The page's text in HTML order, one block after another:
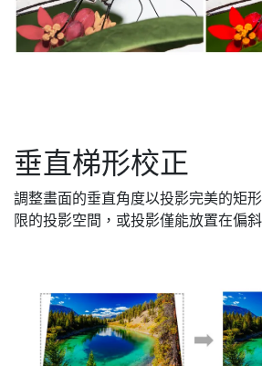
垂直梯形校正
調整畫面的垂直角度以投影完美的矩
限的投影空間，或投影僅能放置在偏